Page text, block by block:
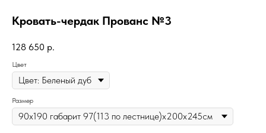
Кровать-чердак Прованс №3
128 650 р.
Цвет
Размер